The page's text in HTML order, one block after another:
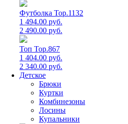
Футболка Top.1132
1 494.00 руб.
2 490.00 руб.
Топ Top.867
1 404.00 руб.
2 340.00 руб.
Детское
Брюки
Куртки
Комбинезоны
Лосины
Купальники